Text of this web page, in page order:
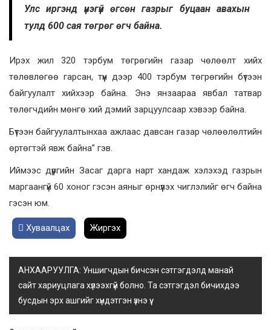
Улс иргэнд үнэгүй өгсөн газрыг буцаан авахын
тулд 600 сая төгрөг өгч байна.
Ирэх жил 320 тэрбум төгрөгийн газар чөлөөлт хийх
төлөвлөгөө гарсан, түүн дээр 400 тэрбум төгрөгийн бүтээн
байгуулалт хийхээр байна. Энэ янзаараа явбал татвар
төлөгчдийн мөнгө хий дэмий зарцуулсаар хэвээр байна.
Бүтээн байгуулалтынхаа ажлаас давсан газар чөлөөлөлтийн
өртөгтэй явж байна” гэв.
Иймээс дүүргийн Засаг дарга нарт хандаж хэлэхэд газрын
маргаангүй 60 хоног гэсэн аяныг өрнүүлэх чиглэлийг өгч байна
гэсэн юм.
Хуваалцах Жиргэх
АНХААРУУЛГА: Уншигчдын бичсэн сэтгэгдэлд манай
сайт хариуцлага хүлээхгүй болно. Та сэтгэгдэл бичихдээ
бусдын эрх ашгийг хүндэтгэн үзнэ үү.